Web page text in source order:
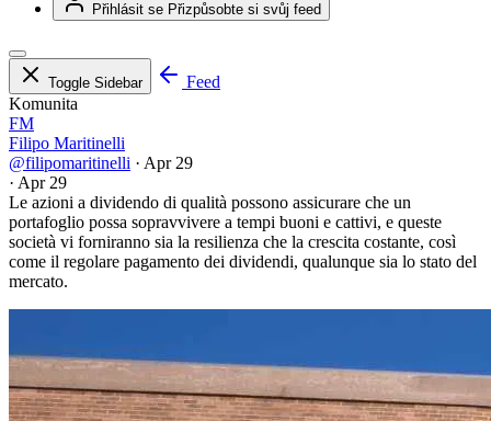
Přihlásit se Přizpůsobte si svůj feed
Toggle Sidebar
Feed
Komunita
FM
Filipo Maritinelli
@filipomaritinelli · Apr 29
· Apr 29
Le azioni a dividendo di qualità possono assicurare che un
portafoglio possa sopravvivere a tempi buoni e cattivi, e queste
società vi forniranno sia la resilienza che la crescita costante, così
come il regolare pagamento dei dividendi, qualunque sia lo stato del
mercato.